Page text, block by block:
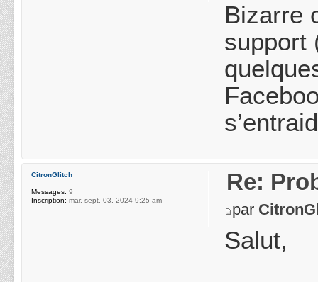
Bizarre
support
Re:
par
Salut,
CitronGlitch
Messages: 9
Inscription: mar. sept. 03, 2024 9:25 am